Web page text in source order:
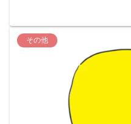
その他